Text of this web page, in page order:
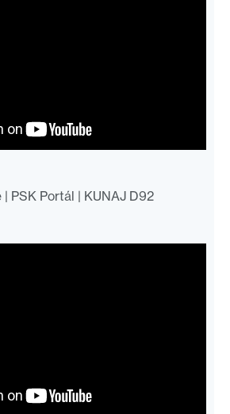
| PSK Portál | KUNAJ D92